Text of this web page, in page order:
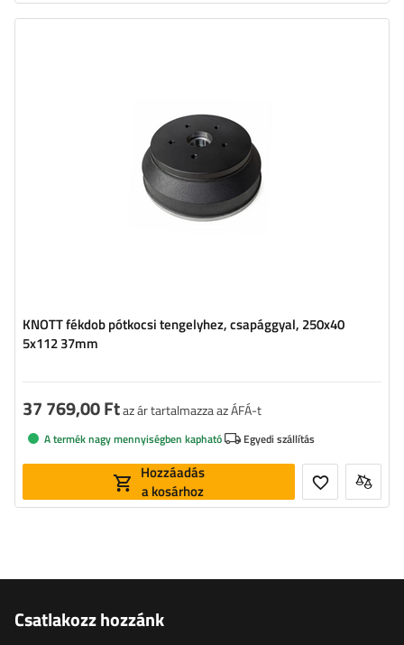
KNOTT fékdob pótkocsi tengelyhez, csapággyal, 250x40
5x112 37mm
37 769,00 Ftaz ár tartalmazza az ÁFÁ-t
A termék nagy mennyiségben kapható Egyedi szállítás
Hozzáadás
a kosárhoz
Csatlakozz hozzánk